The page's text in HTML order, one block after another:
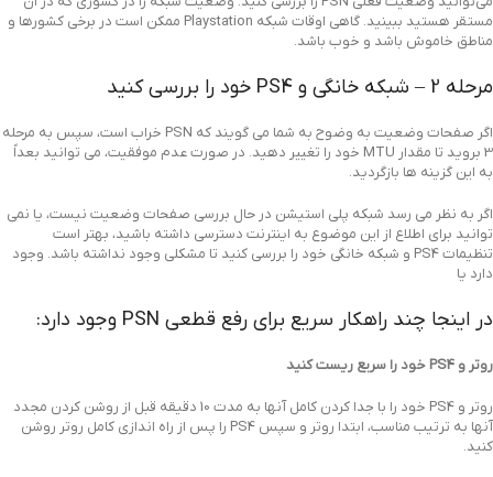
مستقر هستید ببینید. گاهی اوقات شبکه Playstation ممکن است در برخی کشورها و
مناطق خاموش باشد و خوب باشد.
مرحله 2 – شبکه خانگی و PS4 خود را بررسی کنید
اگر صفحات وضعیت به وضوح به شما می گویند که PSN خراب است، سپس به مرحله
3 بروید تا مقدار MTU خود را تغییر دهید. در صورت عدم موفقیت، می توانید بعداً
به این گزینه ها بازگردید.
اگر به نظر می رسد شبکه پلی استیشن در حال بررسی صفحات وضعیت نیست، یا نمی
توانید برای اطلاع از این موضوع به اینترنت دسترسی داشته باشید، بهتر است
تنظیمات PS4 و شبکه خانگی خود را بررسی کنید تا مشکلی وجود نداشته باشد. وجود
دارد یا
در اینجا چند راهکار سریع برای رفع قطعی PSN وجود دارد:
روتر و PS4 خود را سریع ریست کنید
روتر و PS4 خود را با جدا کردن کامل آنها به مدت 10 دقیقه قبل از روشن کردن مجدد
آنها به ترتیب مناسب، ابتدا روتر و سپس PS4 را پس از راه اندازی کامل روتر روشن
کنید.